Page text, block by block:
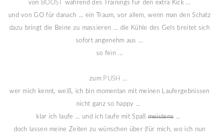
von BOOST
während des Trainings für den extra Kick ...
und von GO für danach ... ein Traum, vor allem, wenn man den Schatz
dazu bringt die Beine zu massieren ... die Kühle des Gels breitet sich
sofort angenehm aus ...
so fein ...
zum PUSH
...
wer mich kennt, weiß, ich bin momentan mit meinen Laufergebnissen
nicht ganz so happy ...
klar ich laufe ... und ich laufe mit Spaßmeistens...
doch lassen meine Zeiten zu wünschen über (für mich, wo ich nun